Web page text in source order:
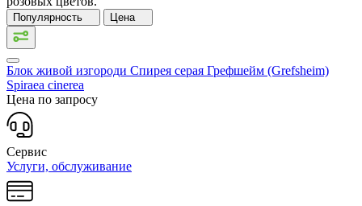
Популярность Цена
Блок живой изгороди Спирея серая Грефшейм (Grefsheim)
Spiraea cinerea
Цена по запросу
Сервис
Услуги, обслуживание